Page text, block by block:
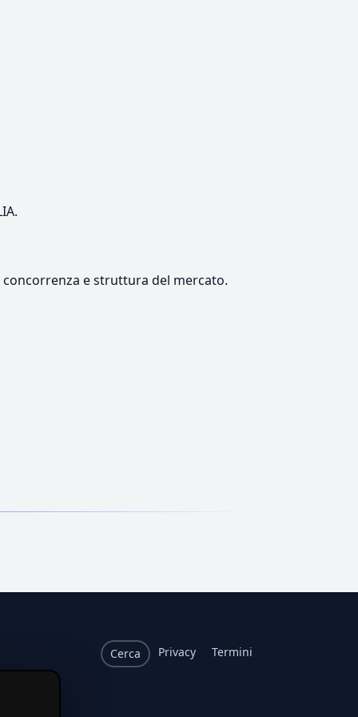
e struttura del mercato.
Cerca Privacy Termini